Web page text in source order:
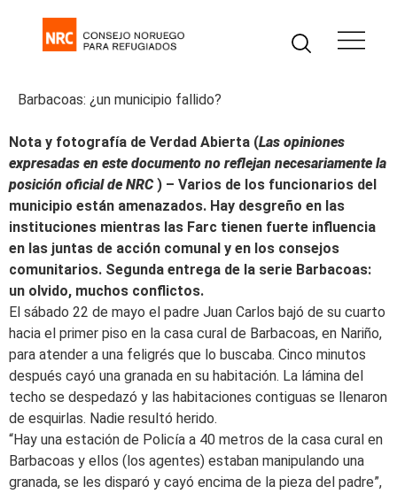
Barbacoas: ¿un municipio fallido?
Nota y fotografía de Verdad Abierta (Las opiniones
expresadas en este documento no reflejan necesariamente la
posición oficial de NRC ) – Varios de los funcionarios del
municipio están amenazados. Hay desgreño en las
instituciones mientras las Farc tienen fuerte influencia
en las juntas de acción comunal y en los consejos
comunitarios. Segunda entrega de la serie Barbacoas:
un olvido, muchos conflictos.
El sábado 22 de mayo el padre Juan Carlos bajó de su cuarto
hacia el primer piso en la casa cural de Barbacoas, en Nariño,
para atender a una feligrés que lo buscaba. Cinco minutos
después cayó una granada en su habitación. La lámina del
techo se despedazó y las habitaciones contiguas se llenaron
de esquirlas. Nadie resultó herido.
“Hay una estación de Policía a 40 metros de la casa cural en
Barbacoas y ellos (los agentes) estaban manipulando una
granada, se les disparó y cayó encima de la pieza del padre”,